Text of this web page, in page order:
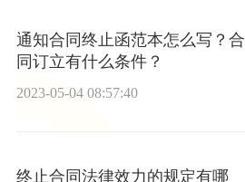
通知合同终止函范本怎么写？合
同订立有什么条件？
2023-05-04 08:57:40
终止合同法律效力的规定有哪